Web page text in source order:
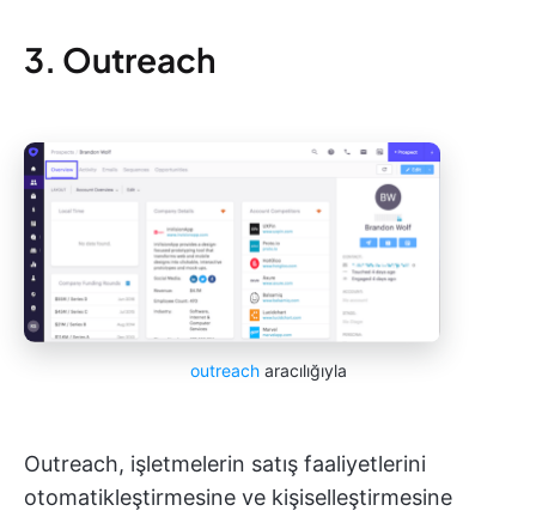
3. Outreach
outreacharacılığıyla
Outreach, işletmelerin satış faaliyetlerini
otomatikleştirmesine ve kişiselleştirmesine